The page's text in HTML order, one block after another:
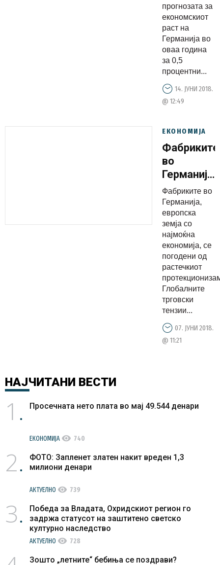
прогнозата за
економскиот
раст на
Германија во
оваа година
за 0,5
процентни...
14. ЈУНИ 2018.
@ 12:49
ЕКОНОМИЈА
Фабриките
во
Германија
се
погодени
од
Фабриките во
Германија,
европска
земја со
најмоќна
економија, се
погодени од
растечкиот
Глобалните
трговски
тензии...
07. ЈУНИ 2018.
@ 11:21
НАЈЧИТАНИ ВЕСТИ
1 Просечната нето плата во мај 49.544 денари
ЕКОНОМИЈА visibility 740
2
ФОТО: Запленет златен накит вреден 1,3
милиони денари
АКТУЕЛНО visibility 739
3
Победа за Владата, Охридскиот регион го
задржа статусот на заштитено светско
културно наследство
АКТУЕЛНО visibility 728
Зошто „летните“ бебиња се поздрави?